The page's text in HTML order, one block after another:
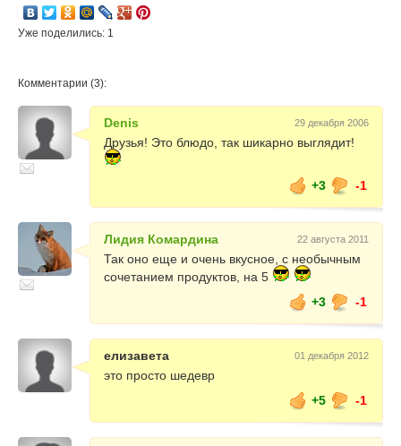
Уже поделились: 1
Комментарии (3):
Denis 29 декабря 2006
Друзья! Это блюдо, так шикарно выглядит!
+3 -1
Лидия Комардина 22 августа 2011
Так оно еще и очень вкусное, с необычным
сочетанием продуктов, на 5
+3
-1
елизавета 01 декабря 2012
это просто шедевр
+5
-1